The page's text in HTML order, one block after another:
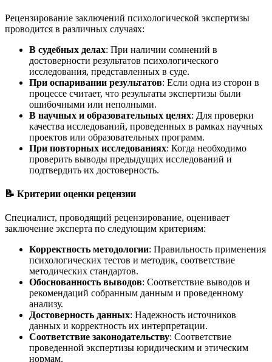
Рецензирование заключений психологической экспертизы
проводится в различных случаях:
В судебных делах: При наличии сомнений в
достоверности результатов психологического
исследования, представленных в суде.
При оспаривании результатов: Если одна из сторон в
процессе считает, что результаты экспертизы были
ошибочными или неполными.
В научных и образовательных целях: Для проверки
качества исследований, проведенных в рамках научных
проектов или образовательных программ.
При повторных исследованиях: Когда необходимо
проверить выводы предыдущих исследований и
подтвердить их достоверность.
📝 Критерии оценки рецензии
Специалист, проводящий рецензирование, оценивает
заключение эксперта по следующим критериям:
Корректность методологии: Правильность применения
психологических тестов и методик, соответствие
методических стандартов.
Обоснованность выводов: Соответствие выводов и
рекомендаций собранным данным и проведенному
анализу.
Достоверность данных: Надежность источников
данных и корректность их интерпретации.
Соответствие законодательству: Соответствие
проведенной экспертизы юридическим и этическим
нормам.